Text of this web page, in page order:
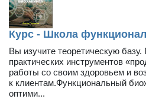
Курс - Школа
Вы изучите теоретическую
практических инструментов
работы со своим здоровьем и
к клиентам.Функциональный
оптими...